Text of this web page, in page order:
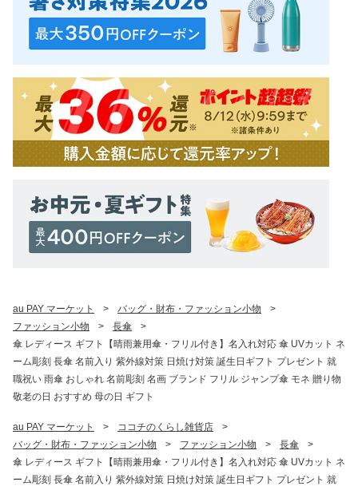
au PAY マーケット > バッグ・財布・ファッション小物
>
ファッション小物
> 長傘
>
傘 レディース ギフト【晴雨兼用傘・フリル付き】名入れ対応 傘 UVカット ネ
ーム彫刻 長傘 名前入り 紫外線対策 日焼け対策 誕生日ギフト プレゼント 就
職祝い 雨傘 おしゃれ 名前彫刻 名画 ブランド フリル ジャンプ傘 モネ 贈り物
敬老の日 おすすめ 母の日 ギフト
au PAY マーケット > ココチのくらし雑貨店
>
バッグ・財布・ファッション小物
> ファッション小物 > 長傘
>
傘 レディース ギフト【晴雨兼用傘・フリル付き】名入れ対応 傘 UVカット ネ
ーム彫刻 長傘 名前入り 紫外線対策 日焼け対策 誕生日ギフト プレゼント 就